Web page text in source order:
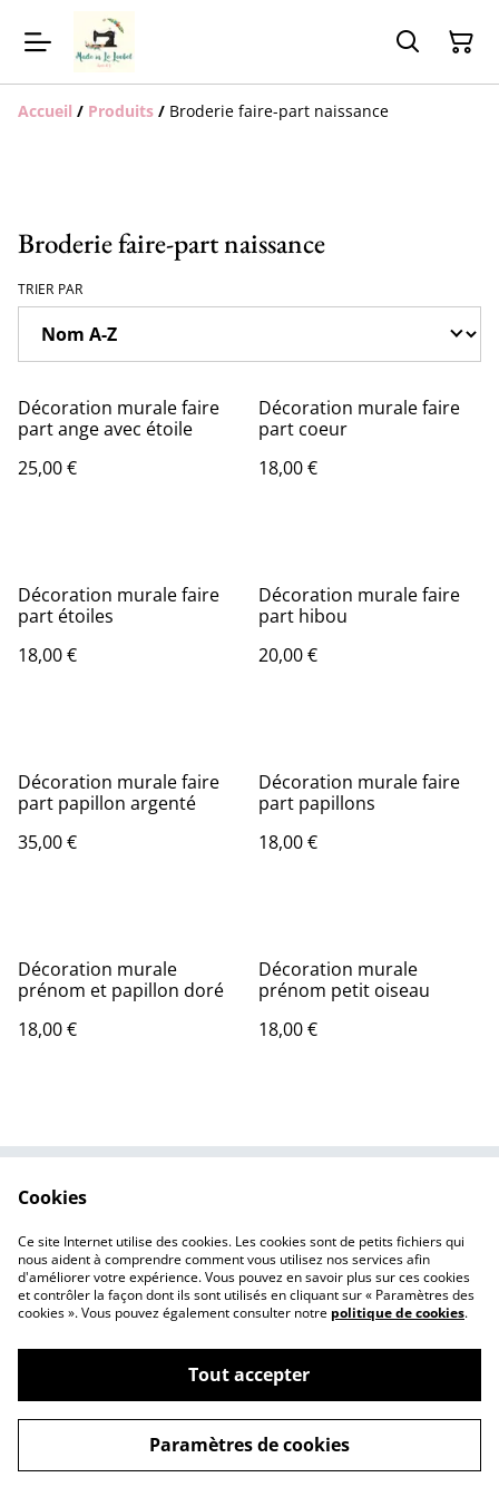
Accueil / Produits / Broderie faire-part naissance
Broderie faire-part naissance
TRIER PAR
Décoration murale faire
part ange avec étoile
25,00 €
Décoration murale faire
part coeur
18,00 €
Décoration murale faire
part étoiles
18,00 €
Décoration murale faire
part hibou
20,00 €
Décoration murale faire
part papillon argenté
35,00 €
Décoration murale faire
part papillons
18,00 €
Décoration murale
prénom et papillon doré
18,00 €
Décoration murale
prénom petit oiseau
18,00 €
Politique de
confidentialité
Politique des cookies
©2026Made in le Loubet
powered by
Cookies
Ce site Internet utilise des cookies. Les cookies sont de petits fichiers qui
nous aident à comprendre comment vous utilisez nos services afin
d'améliorer votre expérience. Vous pouvez en savoir plus sur ces cookies
et contrôler la façon dont ils sont utilisés en cliquant sur « Paramètres des
cookies ». Vous pouvez également consulter notre politique de cookies.
Tout accepter
Paramètres de cookies